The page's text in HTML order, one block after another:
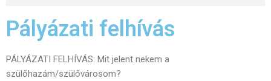
Pályázati felhívás
PÁLYÁZATI FELHÍVÁS: Mit jelent nekem a
szülőhazám/szülővárosom?